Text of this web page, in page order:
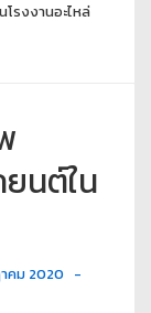
รงงานอะไหล่
ยนต์ใน
คม 2020